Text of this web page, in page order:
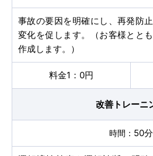
バスのり
会社概要
お問い合わせ
サ
プライバシーポリシー
事故の要因を明確にし、再発防
変化を促します。（お客様とと
作成します。）
0円
改善トレーニ
50分